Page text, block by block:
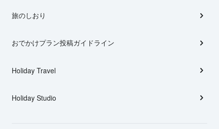
旅のしおり
おでかけプラン投稿ガイドライン
Holiday Travel
Holiday Studio